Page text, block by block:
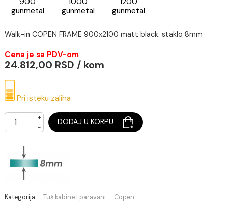
900
gunmetal
1000
gunmetal
Walk-in COPEN FRAME 900x2100 matt black. staklo 8mm
Cena je sa PDV-om
24.812,00 RSD / kom
Pri isteku zaliha
-
DODAJ U KORPU